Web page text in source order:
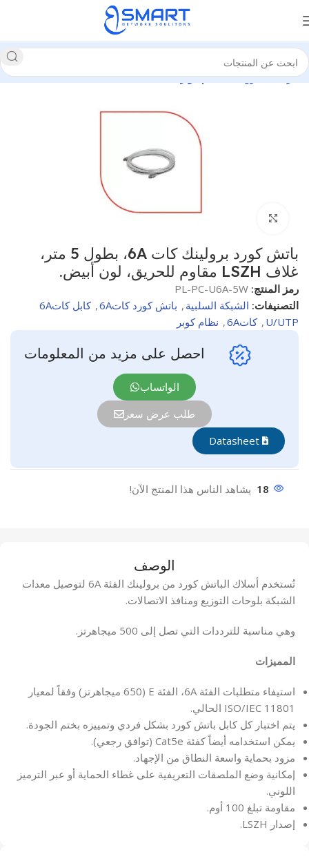
الرئيسية برولينك نظام كوبر
باتش كورد برولينك كات 6A، بطول 5 متر،
غلاف LSZH مقاوم للحريق، لون أبيض.
رمز المنتج: PL-PC-U6A-5W
التصنيفات: الشبكة السلبية , باتش كورد كات6A ,
كابل كات6A
U/UTP
, كات6A , نظام كوبر
احصل على مزيد من المعلومات
الواتساب
طلب عرض سعر
18 يشاهد الناس هذا المنتج الآن!
الوصف
تُستخدم أسلاك الباتش كورد من برولينك الفئة 6A لتوصيل معدات
الشبكة بلوحات التوزيع ومنافذ الاتصالات.
وهي مناسبة للترددات التي تصل إلى 500 ميجاهرتز.
المميزات
استيفاء متطلبات الفئة 6A، الفئة E (650 ميجاهرتز) وفقاً لمعيار
ISO/IEC 11801 الحالي.
يتم اختبار كل كابل باتش كورد بشكل فردي وتمييزه بختم الجودة.
يمكن استخدامه أيضاً كفئة Cat5e (توافق رجعي).
مزود بحماية واسعة النطاق من الإجهاد.
إمكانية وضع الملصقات التعريفية على غطاء الحماية أو عبر الترميز
اللوني.
مقاومة تبلغ 100 أوم.
إصدار LSZH.